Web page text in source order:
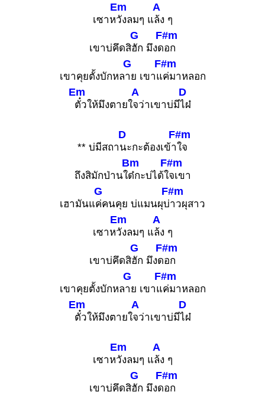
เซาห
Em
วังลมๆ แ
A
ล้ง ๆ
เขาบ่คึดสิ
G
ฮัก มึงด
F#m
อก
เขาคุยตั้งบักหล
G
าย เขาแ
F#m
ค่มาหลอก
Em
ตั๋วให้มึงตายใ
A
จว่าเขาบ่มี
D
ไผ๋
** บ่มีสถา
D
นะกะต้องเข้า
F#m
ใจ
ถึงสิมักป่านใ
Bm
ด๋กะบ่ได้ใ
F#m
จเขา
เฮามันแ
G
ค่คนคุย บ่แมนผุบ่
F#m
าวผุสาว
เซาห
Em
วังลมๆ แ
A
ล้ง ๆ
เขาบ่คึดสิ
G
ฮัก มึงด
F#m
อก
เขาคุยตั้งบักหล
G
าย เขาแ
F#m
ค่มาหลอก
Em
ตั๋วให้มึงตายใ
A
จว่าเขาบ่มี
D
ไผ๋
เซาห
Em
วังลมๆ แ
A
ล้ง ๆ
เขาบ่คึดสิ
G
ฮัก มึงด
F#m
อก